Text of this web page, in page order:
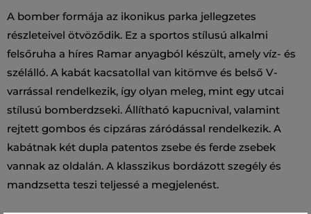
A bomber formája az ikonikus parka jellegzetes
részleteivel ötvöződik. Ez a sportos stílusú alkalmi
felsőruha a híres Ramar anyagból készült, amely víz- és
szélálló. A kabát kacsatollal van kitömve és belső V-
varrással rendelkezik, így olyan meleg, mint egy utcai
stílusú bomberdzseki. Állítható kapucnival, valamint
rejtett gombos és cipzáras záródással rendelkezik. A
kabátnak két dupla patentos zsebe és ferde zsebek
vannak az oldalán. A klasszikus bordázott szegély és
mandzsetta teszi teljessé a megjelenést.